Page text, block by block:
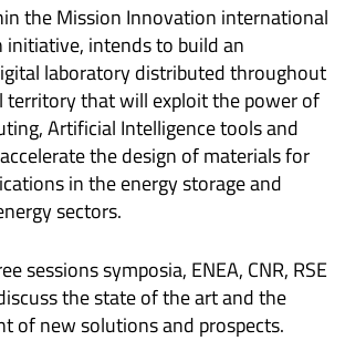
the Mission Innovation international
initiative, intends to build an
laboratory distributed throughout
territory that will exploit the power of
Artificial Intelligence tools and
the design of materials for
in the energy storage and
sectors.
sessions symposia, ENEA, CNR, RSE
the state of the art and the
of new solutions and prospects.